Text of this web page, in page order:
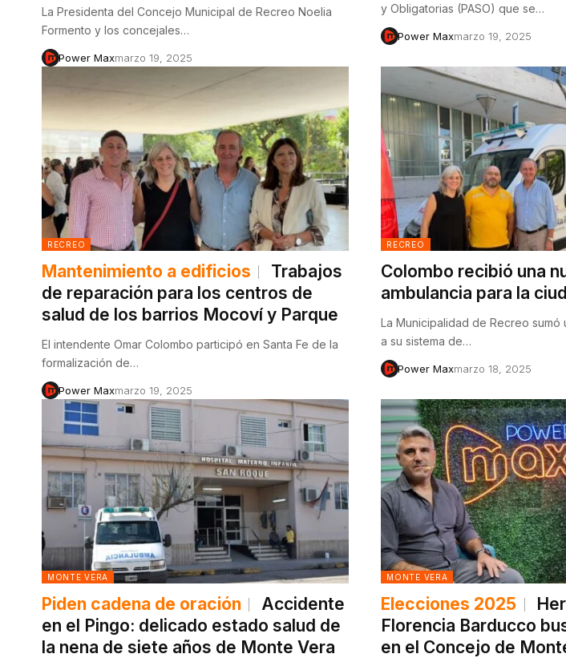
La Presidenta del Concejo Municipal de Recreo Noelia
Formento y los concejales…
Power Maxmarzo 19, 2025
y Obligatorias (PASO) que se…
Power Maxmarzo 19, 2025
RECREO
Mantenimiento a edificios
Trabajos
de reparación para los centros de
salud de los barrios Mocoví y Parque
El intendente Omar Colombo participó en Santa Fe de la
formalización de…
Power Maxmarzo 19, 2025
RECREO
Colombo recibió una
ambulancia para la
La Municipalidad de Recreo sumó
a su sistema de…
Power Maxmarzo 18, 2025
MONTE VERA
Piden cadena de oración
Accidente
en el Pingo: delicado estado salud de
la nena de siete años de Monte Vera
MONTE VERA
Elecciones 2025
Florencia Barducco
en el Concejo de